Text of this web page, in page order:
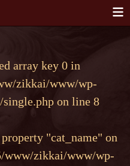
array key 0 in
zikkai/www/wp-
on line 8
"cat_name" on
www/zikkai/www/wp-